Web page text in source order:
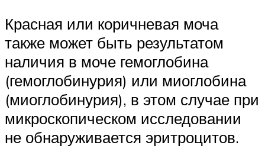
Красная или коричневая моча
также может быть результатом
наличия в моче гемоглобина
(гемоглобинурия) или миоглобина
(миоглобинурия), в этом случае при
микроскопическом исследовании
не обнаруживается эритроцитов.